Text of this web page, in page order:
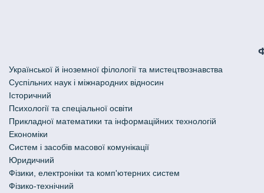
Української й іноземної філології та мистецтвознавства
Cуспільних наук і міжнародних відносин
Історичний
Психології та спеціальної освіти
Прикладної математики та інформаційних технологій
Економіки
Систем і засобів масової комунікації
Юридичний
Фізики, електроніки та комп'ютерних систем
Фізико-технічний